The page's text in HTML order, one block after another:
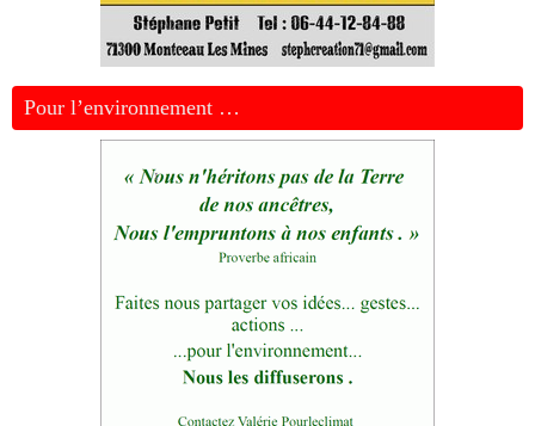
Pour l’environnement …